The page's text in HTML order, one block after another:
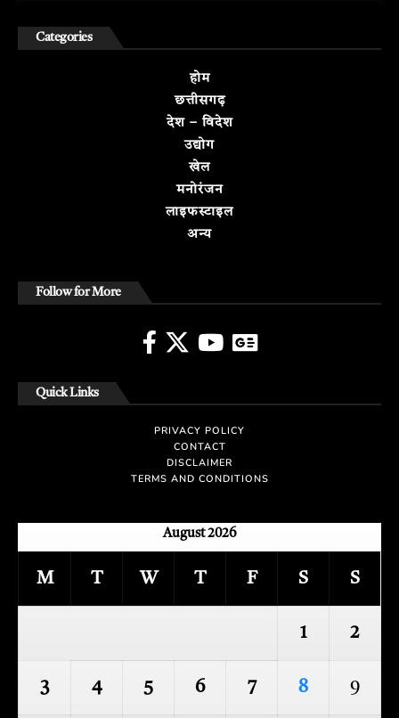
Categories
होम
छत्तीसगढ़
देश – विदेश
उद्योग
खेल
मनोरंजन
लाइफस्टाइल
अन्य
Follow for More
Quick Links
PRIVACY POLICY
CONTACT
DISCLAIMER
TERMS AND CONDITIONS
August 2026
M T W T F S S
1 2
3 4 5 6 7 8 9